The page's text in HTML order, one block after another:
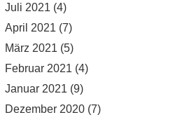
Juli 2021 (4)
April 2021 (7)
März 2021 (5)
Februar 2021 (4)
Januar 2021 (9)
Dezember 2020 (7)